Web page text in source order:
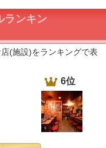
ランキン
(施設)をランキングで表
6位